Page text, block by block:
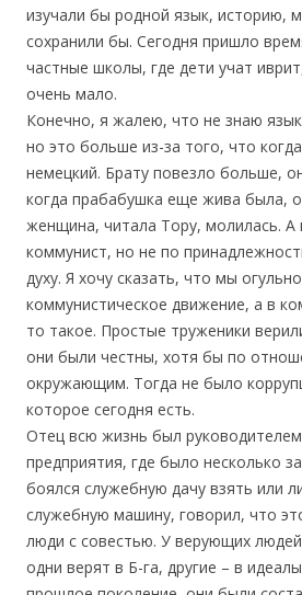
изучали бы родной язык, историю,
сохранили бы. Сегодня пришло
частные школы, где дети учат
очень мало.
Конечно, я жалею, что не знаю
но это больше из-за того, что
немецкий. Брату повезло больше,
когда прабабушка еще жива была,
женщина, читала Тору, молилась.
коммунист, но не по
духу. Я хочу сказать, что мы
коммунистическое движение, а в
то такое. Простые труженики
они были честны, хотя бы по
окружающим. Тогда не было
которое сегодня есть.
Отец всю жизнь был
предприятия, где было несколько
боялся служебную дачу взять или
служебную машину, говорил, что
люди с совестью. У верующих людей
одни верят в Б-га, другие – в